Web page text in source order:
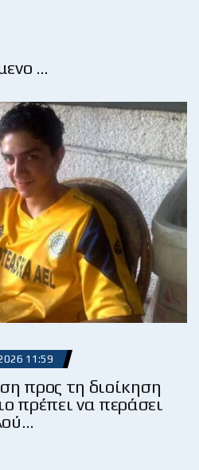
…
11:59
προς τη διοίκηση
πρέπει να περάσει